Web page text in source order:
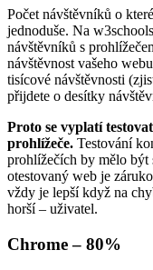
Počet návštěvníků o
jednoduše. Na
návštěvníků s
návštěvnost vašeho
tisícové návštěvnosti
přijdete o desítky
Proto se vyplatí
prohlížeče. Testování
prohlížečích by mělo být
otestovaný web je
vždy je lepší když na
horší – uživatel.
Chrome – 80%